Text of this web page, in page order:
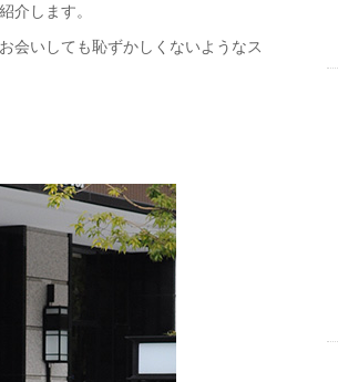
介します。
会いしても恥ずかしくないようなス